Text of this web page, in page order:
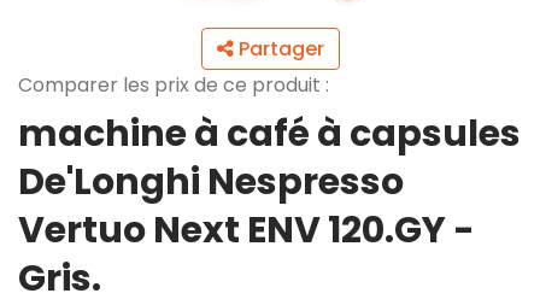
Partager
Comparer les prix de ce produit :
machine à café à capsules
De'Longhi Nespresso
Vertuo Next ENV 120.GY -
Gris.